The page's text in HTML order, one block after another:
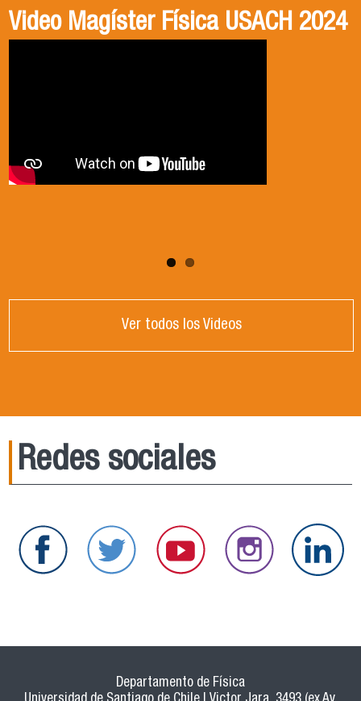
Video Magíster Física USACH 2024
Video Doctorado Física USACH
Ver todos los Videos
Redes sociales
Departamento de Física